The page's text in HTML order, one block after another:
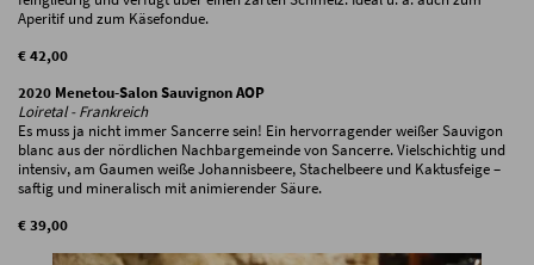
Aperitif und zum Käsefondue.
€ 42,00
2020 Menetou-Salon Sauvignon AOP
Loiretal - Frankreich
Es muss ja nicht immer Sancerre sein! Ein hervorragender weißer Sauvigon
blanc aus der nördlichen Nachbargemeinde von Sancerre. Vielschichtig und
intensiv, am Gaumen weiße Johannisbeere, Stachelbeere und Kaktusfeige –
saftig und mineralisch mit animierender Säure.
€ 39,00